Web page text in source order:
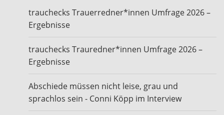
trauchecks Trauerredner*innen Umfrage 2026 –
Ergebnisse
trauchecks Trauredner*innen Umfrage 2026 –
Ergebnisse
Abschiede müssen nicht leise, grau und
sprachlos sein - Conni Köpp im Interview